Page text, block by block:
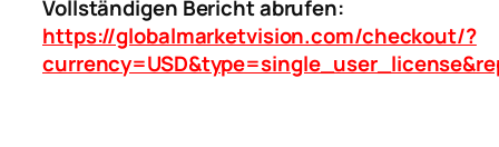
Vollständigen Bericht abrufen:
https://globalmarketvision.com/checkout/?